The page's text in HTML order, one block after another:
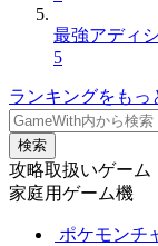
最強アディ
5
ランキングをもっ
検索
攻略取扱いゲーム
家庭用ゲーム機
ポケモンチ